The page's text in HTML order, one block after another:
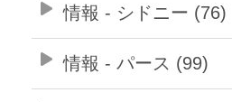
情報 - シドニー (76)
情報 - パース (99)